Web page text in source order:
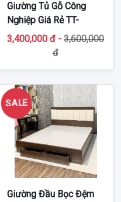
Giường Tủ Gỗ Công
Nghiệp Giá Rẻ TT-
MDF31
3,400,000 đ - 3,600,000
đ
SALE
Giường Đầu Bọc Đệm